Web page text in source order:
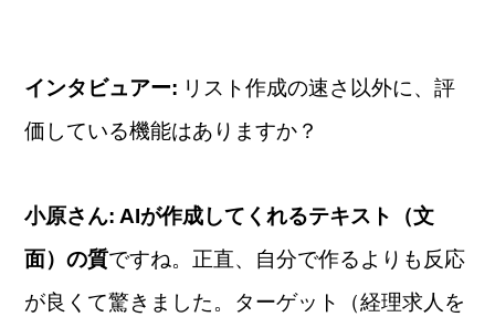
インタビュアー: リスト作成の速さ以外に、評
価している機能はありますか？
小原さん: AIが作成してくれるテキスト（文
面）の質ですね。正直、自分で作るよりも反応
が良くて驚きました。ターゲット（経理求人を